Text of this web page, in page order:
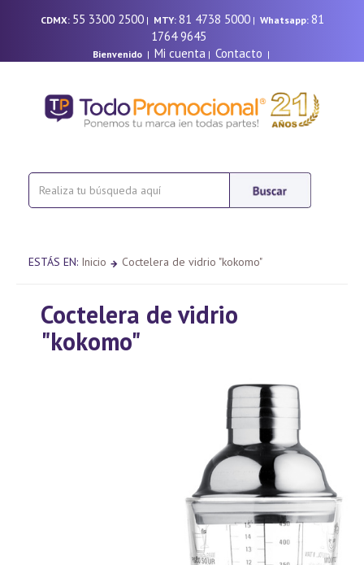
CDMX: 55 3300 2500| MTY: 81 4738 5000| Whatsapp: 81
1764 9645
Bienvenido| Mi cuenta | Contacto |
ESTÁS EN: Inicio Coctelera de vidrio "kokomo"
Coctelera de vidrio
"kokomo"